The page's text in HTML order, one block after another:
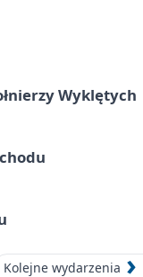
Wyklętych
Kolejne wydarzenia